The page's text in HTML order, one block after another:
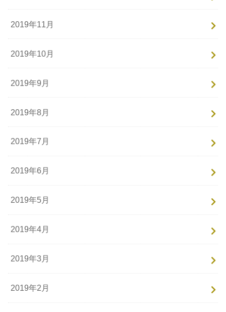
2019年11月
2019年10月
2019年9月
2019年8月
2019年7月
2019年6月
2019年5月
2019年4月
2019年3月
2019年2月